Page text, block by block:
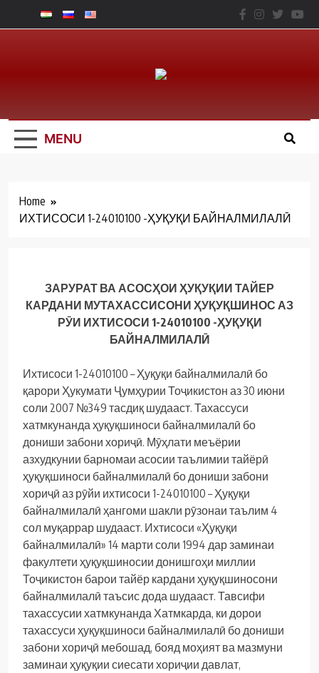
to
Юридический
Факальтет – ТНУ
MENU
Home
ИХТИСОСИ 1-24010100 -ҲУҚУҚИ БАЙНАЛМИЛАЛӢ
ЗАРУРАТ ВА АСОСҲОИ ҲУҚУҚИИ ТАЙЕР
КАРДАНИ МУТАХАССИСОНИ ҲУҚУҚШИНОС АЗ
РӮИ ИХТИСОСИ 1-24010100 -ҲУҚУҚИ
БАЙНАЛМИЛАЛӢ
Ихтисоси 1-24010100 – Ҳуқуқи байналмилалӣ бо
қарори Ҳукумати Ҷумҳурии Тоҷикистон аз 30 июни
соли 2007 №349 тасдиқ шудааст. Тахассуси
хатмкунанда ҳуқуқшиноси байналмилалӣ бо
дониши забони хориҷӣ. Мӯҳлати меъёрии
азхудкунии барномаи асосии таълимии тайёрӣ
ҳуқуқшиноси байналмилалӣ бо дониши забони
хориҷӣ аз рӯйи ихтисоси 1-24010100 – Ҳуқуқи
байналмилалӣ ҳангоми шакли рӯзонаи таълим 4
сол муқаррар шудааст. Ихтисоси «Ҳуқуқи
байналмилалӣ» 14 марти соли 1994 дар заминаи
факултети ҳуқуқшиносии донишгоҳи миллии
Тоҷикистон барои тайёр кардани ҳуқуқшиносони
байналмилалӣ таъсис дода шудааст. Тавсифи
тахассусии хатмкунандаХатмкарда, ки дорои
тахассуси ҳуқуқшиноси байналмилалӣ бо дониши
забони хориҷӣ мебошад, бояд моҳият ва мазмуни
заминаи ҳуқуқии сиесати хориҷии давлат,